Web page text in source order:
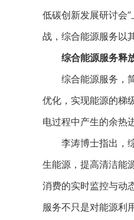
低碳创新发展研讨会
战，综合能源服务以
综合能源服务释
综合能源服务，简
优化，实现能源的梯
电过程中产生的余热
李涛博士指出，综
生能源，提高清洁能
消费的实时监控与动
服务不只是对能源利